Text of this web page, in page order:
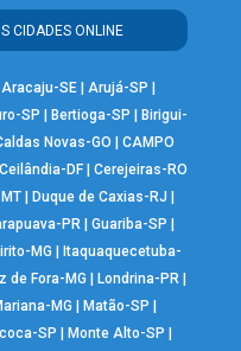
CIDADES ONLINE
Aracaju-SE| Arujá-SP
SP Bertioga-SP
Birigui-
Novas-GO |CAMPO
Ceilândia-DF| Cerejeiras-RO
| Duque de Caxias-RJ
PR |Guariba-SP
MG
Itaquaquecetuba-
de Fora-MG Londrina-PR
MG Matão-SP
SP Monte Alto-SP